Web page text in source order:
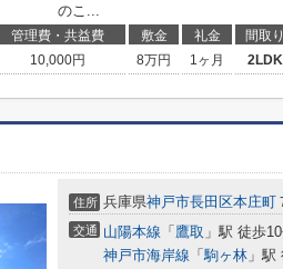
のこ...
管理費・共益費 敷金 礼金 間取り
10,000円 8万円 1ヶ月 2LDK
住所 兵庫県神戸市長田区本庄町
交通 山陽本線 「 鷹取 」駅 徒歩
神戸市海岸線 「駒ヶ林 」駅